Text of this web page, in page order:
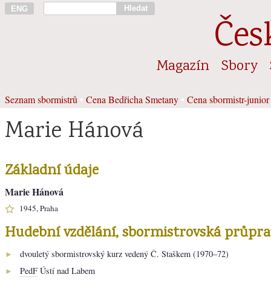
ENG Hledat
Magazín Sbory
Seznam sbormistrů Cena Bedřicha Smetany Cena sbormistr-junior
Marie Hánová
Základní údaje
Marie Hánová
1945, Praha
Hudební vzdělání, sbormistrovská
► dvouletý sbormistrovský kurz vedený Č. Staškem (1970–72)
► PedF Ústí nad Labem